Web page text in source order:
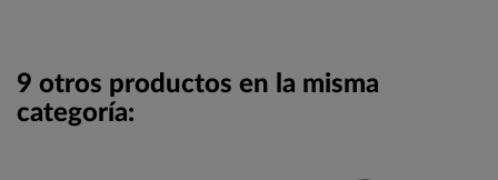
9 otros productos en la misma
categoría: